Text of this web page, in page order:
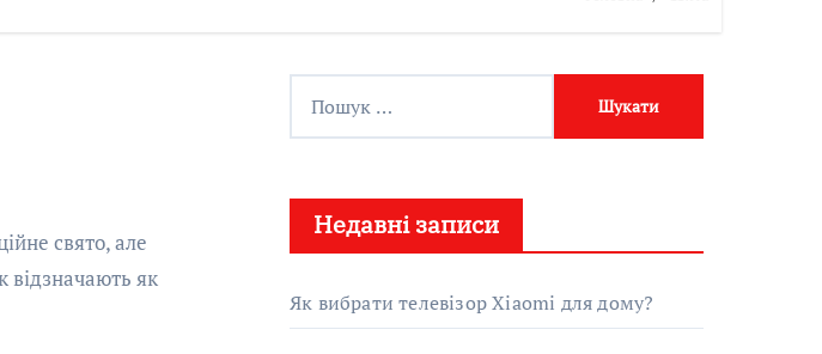
відзначають як
:
Недавні записи
Як вибрати телевізор Xiaomi для дому?